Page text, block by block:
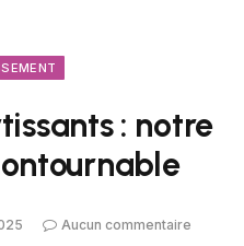
: notre
Aucun commentaire